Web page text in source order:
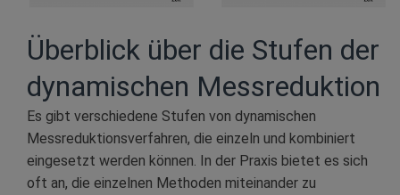
Überblick über die Stufen der
dynamischen Messreduktion
Es gibt verschiedene Stufen von dynamischen
Messreduktionsverfahren, die einzeln und kombiniert
eingesetzt werden können. In der Praxis bietet es sich
oft an, die einzelnen Methoden miteinander zu